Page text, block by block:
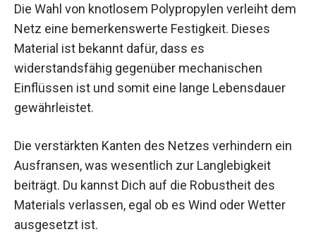
Die Wahl von knotlosem Polypropylen verleiht dem
Netz eine bemerkenswerte Festigkeit. Dieses
Material ist bekannt dafür, dass es
widerstandsfähig gegenüber mechanischen
Einflüssen ist und somit eine lange Lebensdauer
gewährleistet.
Die verstärkten Kanten des Netzes verhindern ein
Ausfransen, was wesentlich zur Langlebigkeit
beiträgt. Du kannst Dich auf die Robustheit des
Materials verlassen, egal ob es Wind oder Wetter
ausgesetzt ist.